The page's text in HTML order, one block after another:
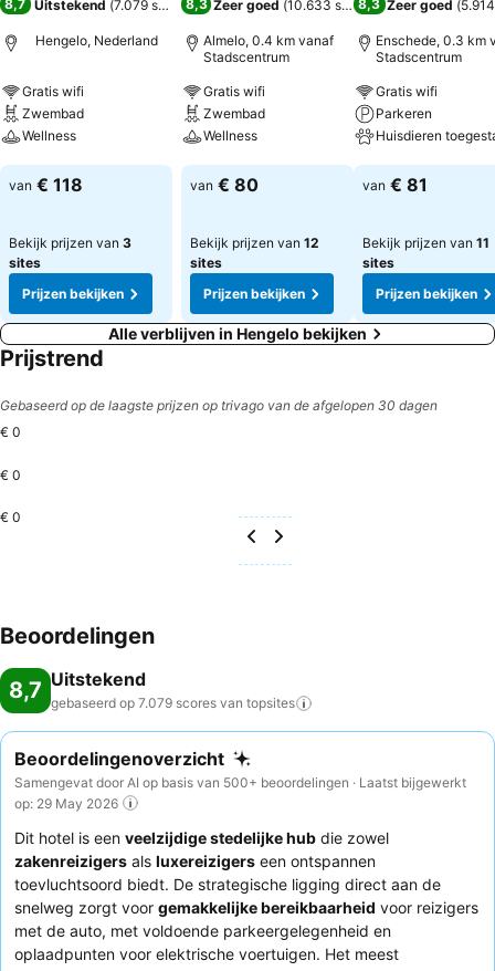
8,7 Uitstekend (7.079 scores)
Hengelo, Nederland
Gratis wifi
Zwembad
Wellness
Prijzen bekijken
van € 118
Bekijk prijzen van 3
sites
Prijzen bekijken
8,3 Zeer goed (10.633 scores)
Almelo, 0.4 km vanaf
Stadscentrum
Gratis wifi
Zwembad
Wellness
Prijzen bekijken
van € 80
Bekijk prijzen van 12
sites
Prijzen bekijken
8,3 Zeer goed (
Enschede, 0.3 km
Stadscentrum
Gratis wifi
Parkeren
Huisdieren
Prijzen bekijken
van € 81
Bekijk prijzen van 11
sites
Prijzen bekijken
Alle verblijven in Hengelo bekijken
Prijstrend
Gebaseerd op de laagste prijzen op trivago van de afgelopen 30 dagen
€ 0
€ 0
€ 0
Beoordelingen
8,7 Uitstekend
gebaseerd op 7.079 scores van topsites
Beoordelingenoverzicht
Samengevat door AI op basis van 500+ beoordelingen · Laatst bijgewerkt
op: 29 May 2026
Dit hotel is een veelzijdige stedelijke hub die zowel
zakenreizigers als luxereizigers een ontspannen
toevluchtsoord biedt. De strategische ligging direct aan de
snelweg zorgt voor gemakkelijke bereikbaarheid voor reizigers
met de auto, met voldoende parkeergelegenheid en
oplaadpunten voor elektrische voertuigen. Het meest